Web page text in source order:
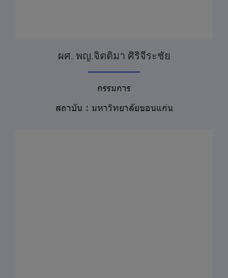
ผศ. พญ.จิตติมา ศิริจีระชัย
กรรมการ
สถาบัน : มหาวิทยาลัยขอนแก่น